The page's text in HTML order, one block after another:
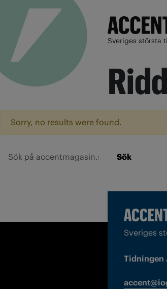
Sveriges största
Sorry, no results were found.
Sök
Sveriges
Tidningen